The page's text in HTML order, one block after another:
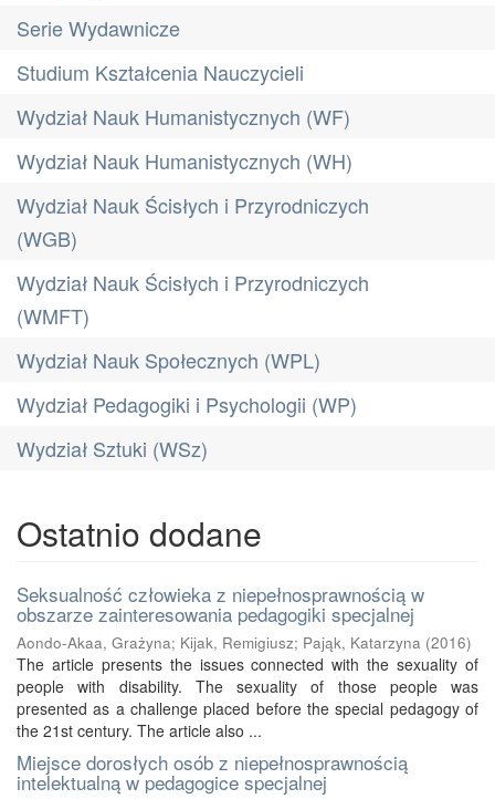
Serie Wydawnicze
Studium Kształcenia Nauczycieli
Wydział Nauk Humanistycznych (WF)
Wydział Nauk Humanistycznych (WH)
Wydział Nauk Ścisłych i Przyrodniczych
(WGB)
Wydział Nauk Ścisłych i Przyrodniczych
(WMFT)
Wydział Nauk Społecznych (WPL)
Wydział Pedagogiki i Psychologii (WP)
Wydział Sztuki (WSz)
Ostatnio dodane
Seksualność człowieka z niepełnosprawnością w
obszarze zainteresowania pedagogiki specjalnej
Aondo-Akaa, Grażyna; Kijak, Remigiusz; Pająk, Katarzyna (2016)
The article presents the issues connected with the sexuality of
people with disability. The sexuality of those people was
presented as a challenge placed before the special pedagogy of
the 21st century. The article also ...
Miejsce dorosłych osób z niepełnosprawnością
intelektualną w pedagogice specjalnej